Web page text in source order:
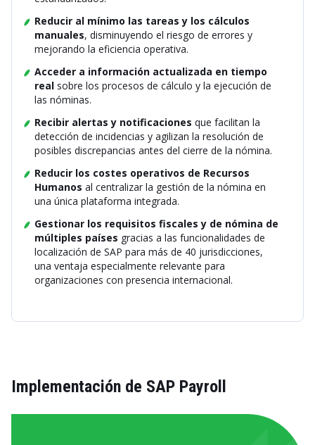
Reducir al mínimo las tareas y los cálculos
manuales, disminuyendo el riesgo de errores y
mejorando la eficiencia operativa.
Acceder a información actualizada en tiempo
real sobre los procesos de cálculo y la ejecución de
las nóminas.
Recibir alertas y notificaciones que facilitan la
detección de incidencias y agilizan la resolución de
posibles discrepancias antes del cierre de la nómina.
Reducir los costes operativos de Recursos
Humanos al centralizar la gestión de la nómina en
una única plataforma integrada.
Gestionar los requisitos fiscales y de nómina de
múltiples países gracias a las funcionalidades de
localización de SAP para más de 40 jurisdicciones,
una ventaja especialmente relevante para
organizaciones con presencia internacional.
Implementación de SAP Payroll